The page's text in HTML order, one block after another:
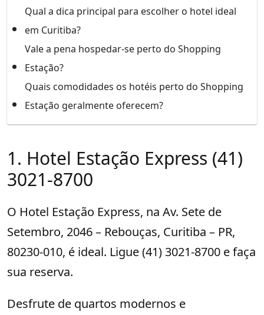
Qual a dica principal para escolher o hotel ideal
em Curitiba?
Vale a pena hospedar-se perto do Shopping
Estação?
Quais comodidades os hotéis perto do Shopping
Estação geralmente oferecem?
1. Hotel Estação Express (41)
3021-8700
O Hotel Estação Express, na Av. Sete de
Setembro, 2046 – Rebouças, Curitiba – PR,
80230-010, é ideal. Ligue (41) 3021-8700 e faça
sua reserva.
Desfrute de quartos modernos e